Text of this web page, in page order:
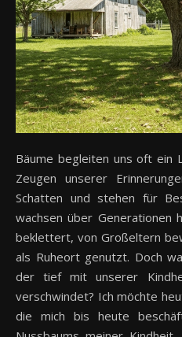
Bäume begleiten uns oft ein Leben lang. Sie sind stumme
Zeugen unserer
Schatten und stehen für
wachsen über Generationen
beklettert, von Großeltern
als Ruheort genutzt. Doch
der tief mit unserer
verschwindet? Ich möchte
die mich bis heute